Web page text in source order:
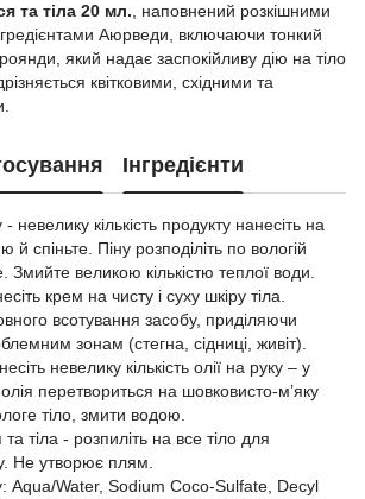
та тіла 20 мл. , наповнений розкішними
Аюрведи, включаючи тонкий
який надає заспокійливу дію на тіло
квітковими, східними та
Інгредієнти
невелику кількість продукту нанесіть на
спіньте. Піну розподіліть по вологій
Змийте великою кількістю теплої води.
крем на чисту і суху шкіру тіла.
всотування засобу, приділяючи
зонам (стегна, сідниці, живіт).
невелику кількість олії на руку – у
перетвориться на шовковисто-м’яку
тіло, змити водою.
тіла - розпиліть на все тіло для
Не утворює плям.
Aqua/Water, Sodium Coco-Sulfate, Decyl